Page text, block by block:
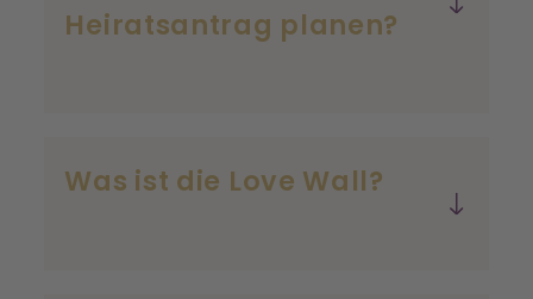
Heiratsantrag planen?
Was ist die Love Wall?